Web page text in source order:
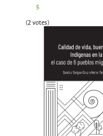
5
(2 votes)